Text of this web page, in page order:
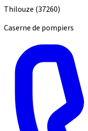
Thilouze (37260)
Caserne de pompiers